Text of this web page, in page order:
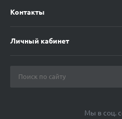
Контакты
Личный кабинет
Мы в соц.